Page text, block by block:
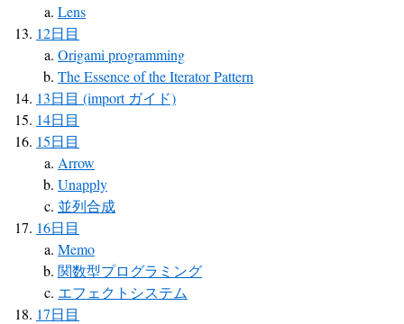
Lens
12日目
Origami programming
The Essence of the Iterator Pattern
13日目 (import ガイド)
14日目
15日目
Arrow
Unapply
並列合成
16日目
Memo
関数型プログラミング
エフェクトシステム
17日目